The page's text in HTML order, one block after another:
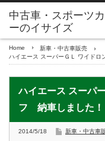
Home
新車・中古車販売
ハイエース スーパーＧＬ ワイド
ハイエース スーパ
フ 納車しました！
2014/5/18 新車・中古車